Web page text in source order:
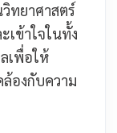
ทยาศาสตร์
เข้าใจในทั้ง
เพื่อให้
องกับความ